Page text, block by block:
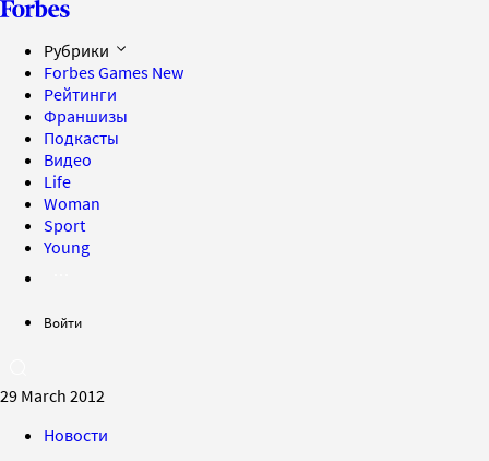
Рубрики
Forbes Games New
Рейтинги
Франшизы
Подкасты
Видео
Life
Woman
Sport
Young
Войти
29 March 2012
Новости